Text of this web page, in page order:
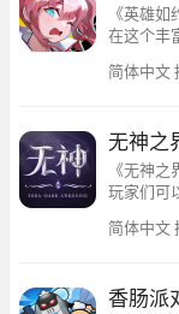
《英雄
在这个丰
源不断的
简体中文
无神之
《无神
玩家们可
简体中文
香肠派